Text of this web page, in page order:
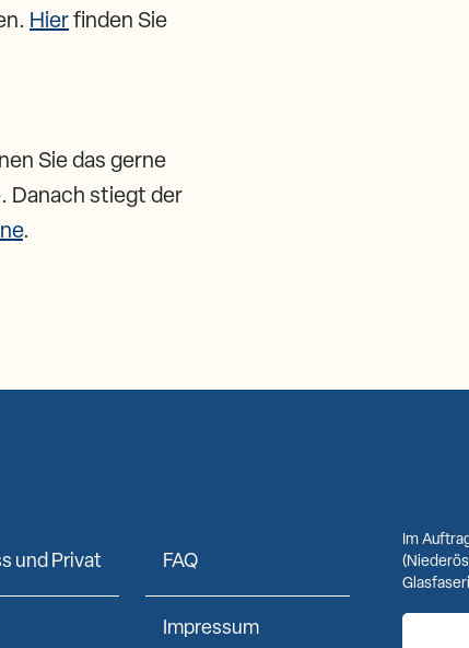
Hier finden Sie
Sie das gerne
Danach stiegt der
.
und Privat FAQ
Impressum
Im